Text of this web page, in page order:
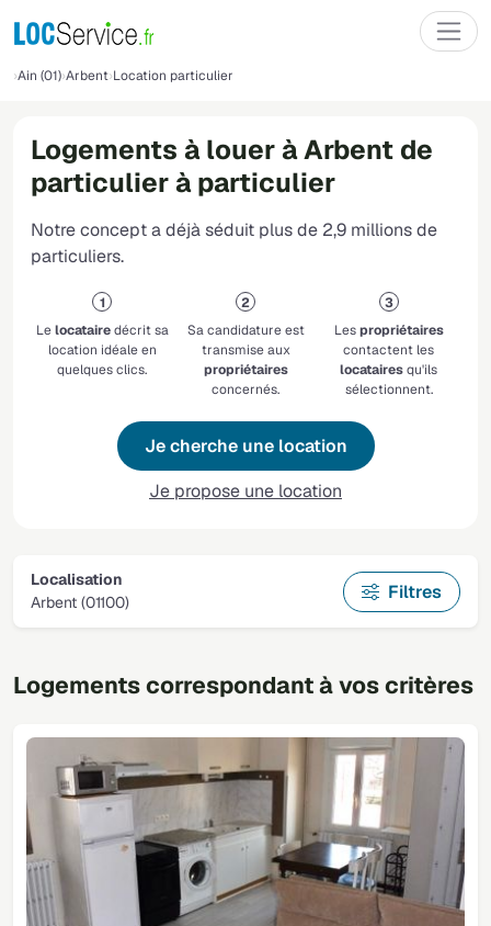
Ain (01) Arbent Location particulier
Logements à louer à Arbent de
particulier à particulier
Notre concept a déjà séduit plus de 2,9 millions de
particuliers.
Lelocatairedécrit sa
location idéale en
quelques clics.
Sa candidature est
transmise aux
propriétaires
concernés.
Lespropriétaires
contactent les
locatairesqu'ils
sélectionnent.
Je cherche une location
Je propose une location
Localisation
Arbent (01100)
Filtres
Logements correspondant à vos critères